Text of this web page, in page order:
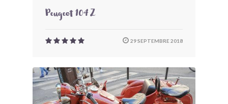
Peugeot 104 Z
29 SEPTEMBRE 2018